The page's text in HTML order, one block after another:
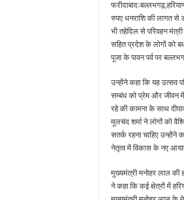
रुपए धनराशि की लागत से
भी तहेदिल से परिवहन
सहित प्रदेश के लोगों को
पूजा के पावन पर्व पर
उन्होंने कहा कि यह उत्सव
सम्बंध को प्रेम और जीवन में
रहे की कामना के साथ
मूलचंद शर्मा ने लोगों को
सतर्क रहना चाहिए
नेतृत्व में विकास के नए
मुख्यमंत्री मनोहर लाल की
ने कहा कि कई क्षेत्रों में